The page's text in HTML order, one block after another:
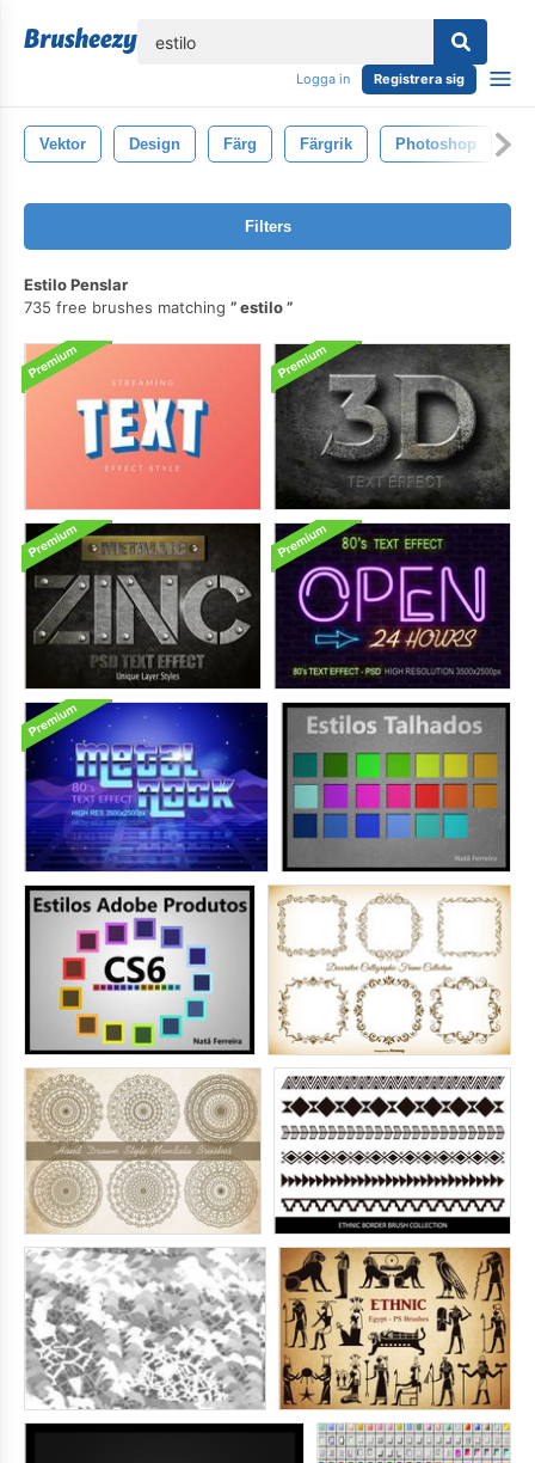
Logga in Registrera sig
Vektor Design Färg Färgrik Photoshop
Filters
Estilo Penslar
735 free brushes matching
estilo